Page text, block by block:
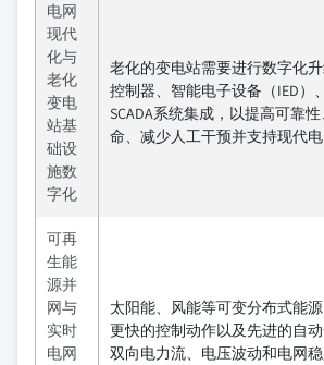
电网
现代
化与
老化
变电
站基
础设
施数
字化
老化的变电站需要进行数字化
控制器、智能电子设备（IED）
SCADA系统集成，以提高可靠
命、减少人工干预并支持现代电
可再
生能
源并
网与
实时
电网
太阳能、风能等可变分布式能源
更快的控制动作以及先进的自
双向电力流、电压波动和电网稳